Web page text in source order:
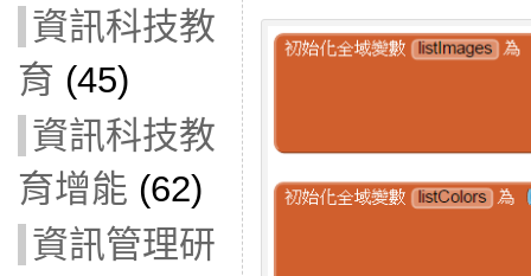
資訊科技教
育 (45)
資訊科技教
育增能 (62)
資訊管理研